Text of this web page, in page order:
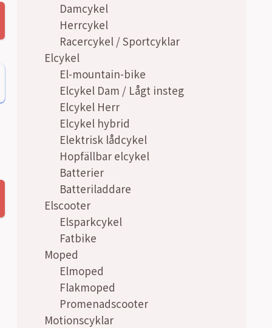
Damcykel
Herrcykel
Racercykel / Sportcyklar
Elcykel
El-mountain-bike
Elcykel Dam / Lågt insteg
Elcykel Herr
Elcykel hybrid
Elektrisk lådcykel
Hopfällbar elcykel
Batterier
Batteriladdare
Elscooter
Elsparkcykel
Fatbike
Moped
Elmoped
Flakmoped
Promenadscooter
Motionscyklar